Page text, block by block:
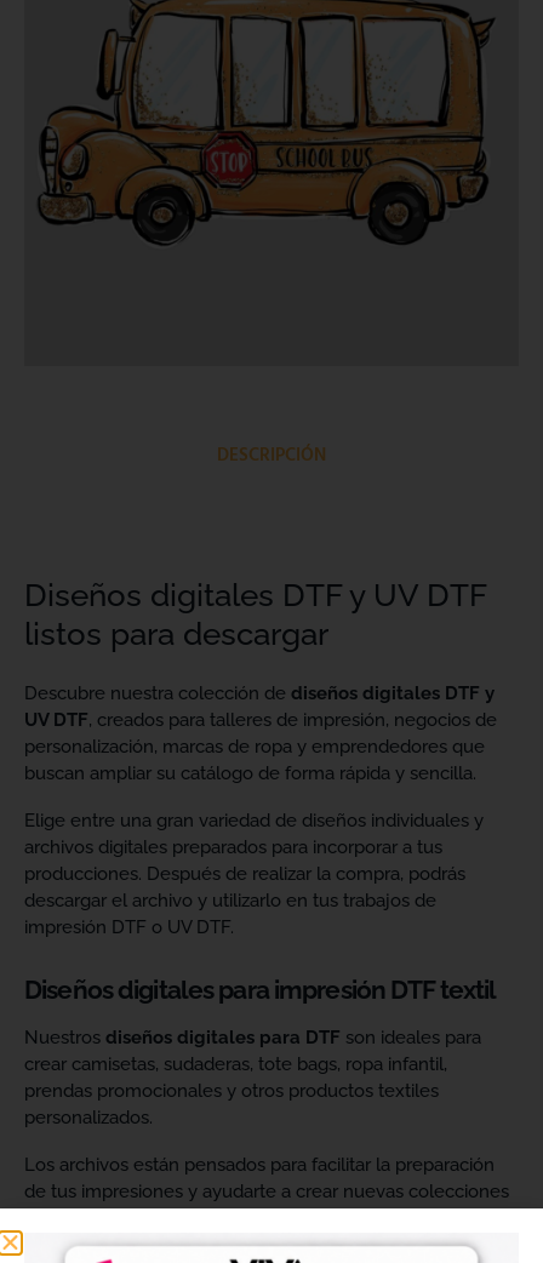
DESCRIPCIÓN
Diseños digitales DTF y UV DTF
listos para descargar
Descubre nuestra colección de diseños digitales DTF y
UV DTF, creados para talleres de impresión, negocios de
personalización, marcas de ropa y emprendedores que
buscan ampliar su catálogo de forma rápida y sencilla.
Elige entre una gran variedad de diseños individuales y
archivos digitales preparados para incorporar a tus
producciones. Después de realizar la compra, podrás
descargar el archivo y utilizarlo en tus trabajos de
impresión DTF o UV DTF.
Diseños digitales para impresión DTF textil
Nuestros diseños digitales para DTF son ideales para
crear camisetas, sudaderas, tote bags, ropa infantil,
prendas promocionales y otros productos textiles
personalizados.
Los archivos están pensados para facilitar la preparación
de tus impresiones y ayudarte a crear nuevas colecciones
tendrás que adaptar el tamaño a tus necesidades, preparar